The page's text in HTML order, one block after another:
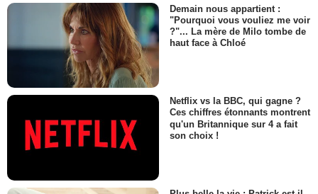
Demain nous appartient :
"Pourquoi vous vouliez me voir
?"... La mère de Milo tombe de
haut face à Chloé
Netflix vs la BBC, qui gagne ?
Ces chiffres étonnants montrent
qu'un Britannique sur 4 a fait
son choix !